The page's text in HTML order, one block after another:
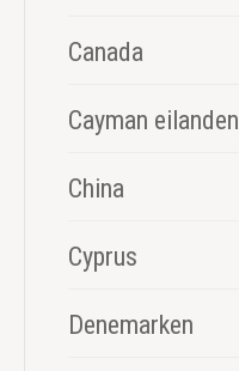
Canada
Cayman eilanden
China
Cyprus
Denemarken